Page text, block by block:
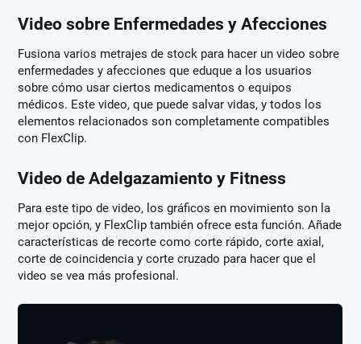
Video sobre Enfermedades y Afecciones
Fusiona varios metrajes de stock para hacer un video sobre
enfermedades y afecciones que eduque a los usuarios
sobre cómo usar ciertos medicamentos o equipos
médicos. Este video, que puede salvar vidas, y todos los
elementos relacionados son completamente compatibles
con FlexClip.
Video de Adelgazamiento y Fitness
Para este tipo de video, los gráficos en movimiento son la
mejor opción, y FlexClip también ofrece esta función. Añade
características de recorte como corte rápido, corte axial,
corte de coincidencia y corte cruzado para hacer que el
video se vea más profesional.